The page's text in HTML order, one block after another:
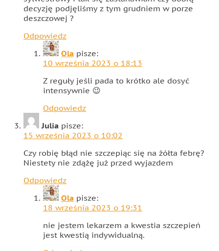
decyzję podjęliśmy z tym grudniem w porze
deszczowej ?
Odpowiedz
Ola pisze:
10 września 2023 o 18:13
Z reguły jeśli pada to krótko ale dosyć
intensywnie 😉
Odpowiedz
Julia pisze:
15 września 2023 o 10:02
Czy robię błąd nie szczepiąc się na żółta febrę?
Niestety nie zdążę już przed wyjazdem
Odpowiedz
Ola pisze:
18 września 2023 o 19:31
nie jestem lekarzem a kwestia szczepień
jest kwestią indywidualną.